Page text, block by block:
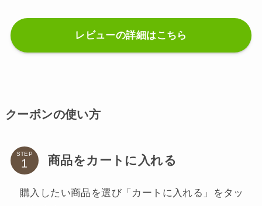
レビューの詳細はこちら
クーポンの使い方
STEP 商品をカートに入れる
購入したい商品を選び「カートに入れる」をタッ